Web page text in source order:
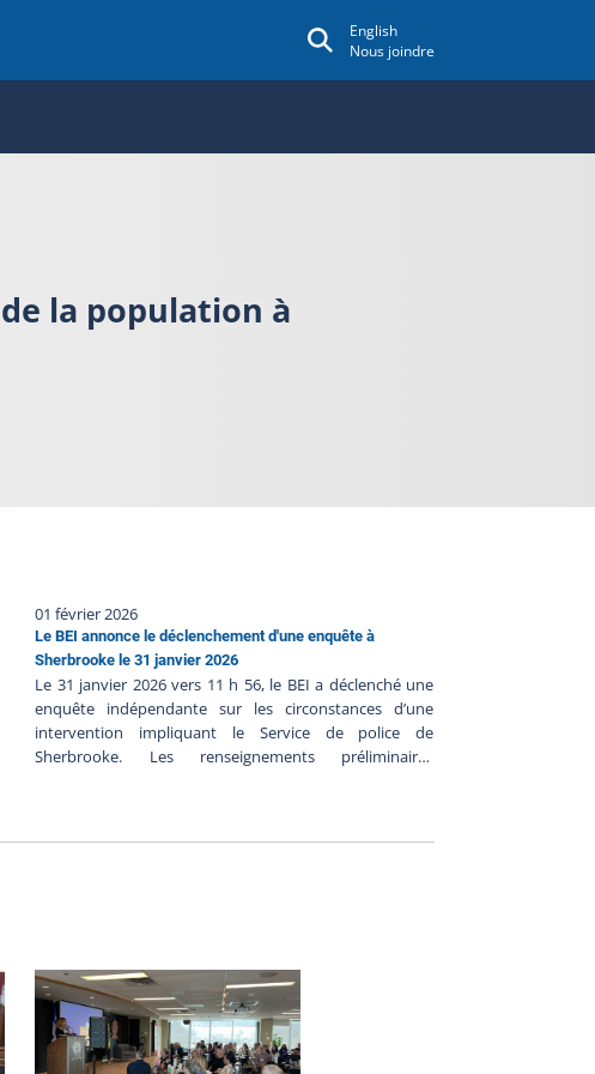
English
Nous joindre
la population à
01 février 2026
Le BEI annonce le déclenchement d'une enquête à
Sherbrooke le 31 janvier 2026
Le 31 janvier 2026 vers 11 h 56, le BEI a déclenché une
enquête indépendante sur les circonstances d’une
intervention impliquant le Service de police de
Sherbrooke. Les renseignements préliminaires
personne et ils seraient entrés de force à l’intérieur du
domicile ;Les policiers auraient alors retrouvé la
personne inconsciente à l’intérieur du domicile et les
premiers soins lui auraient été prodigués jusqu’à
l’arrivée des ambulanciers ;La personne aurait été